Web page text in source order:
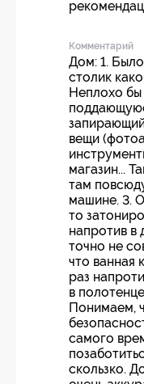
Комментарий
Дом: 1.
столик
Неплохо бы
вещи
магазин...
там
машине. 3.
то
напротив в
точно не
что ванная
раз
в
Понимаем,
самого
скользко.